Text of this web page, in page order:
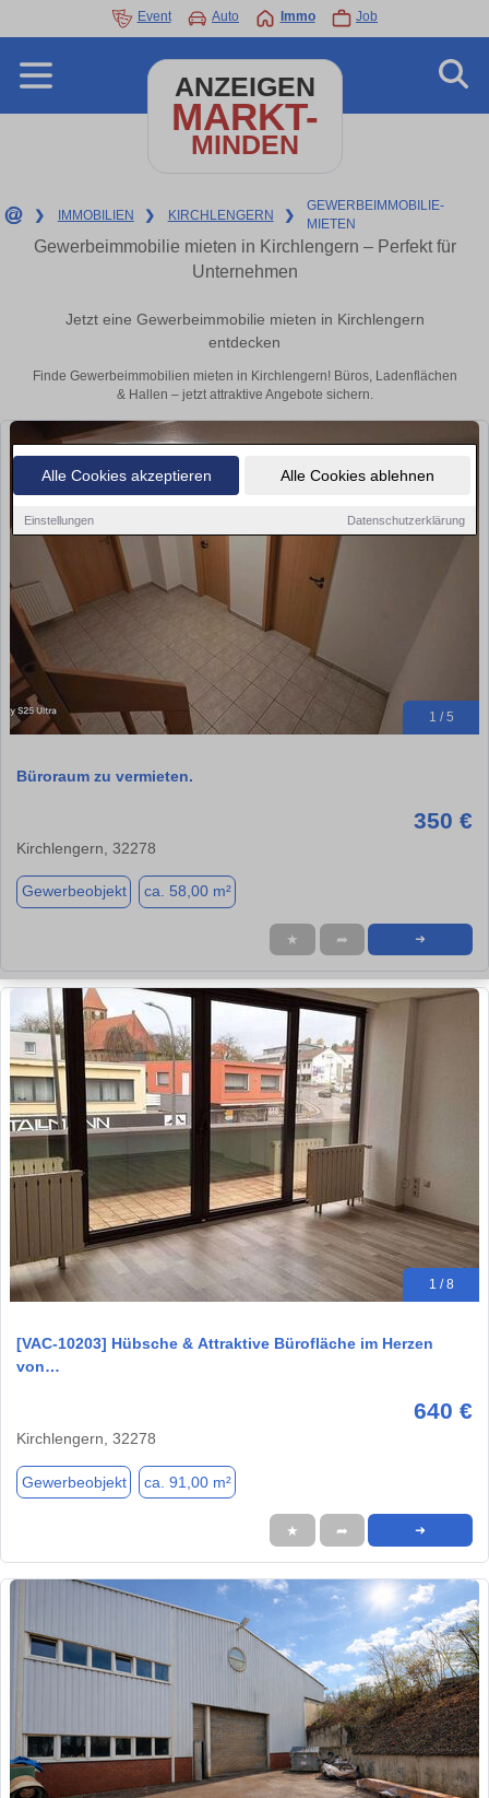
Alle Cookies akzeptieren Alle Cookies ablehnen
Einstellungen Datenschutzerklärung
Event Auto Immo Job
ANZEIGEN
MARKT-
MINDEN
❯ IMMOBILIEN ❯ KIRCHLENGERN ❯
GEWERBEIMMOBILIE-
MIETEN
Gewerbeimmobilie mieten in Kirchlengern – Perfekt für
Unternehmen
Jetzt eine Gewerbeimmobilie mieten in Kirchlengern
entdecken
Finde Gewerbeimmobilien mieten in Kirchlengern! Büros, Ladenflächen
& Hallen – jetzt attraktive Angebote sichern.
1 / 5
Büroraum zu vermieten.
350 €
Kirchlengern, 32278
Gewerbeobjekt ca. 58,00 m²
★ ➦ ➜
1 / 8
[VAC-10203] Hübsche & Attraktive Bürofläche im Herzen
von…
640 €
Kirchlengern, 32278
Gewerbeobjekt ca. 91,00 m²
★ ➦ ➜